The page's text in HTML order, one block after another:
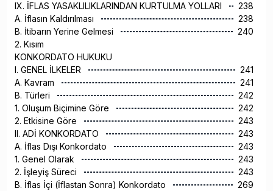
IX. İFLAS YASAKLILIKLARINDAN KURTULMA YOLLARI
238
A. İflasın Kaldırılması
238
B. İtibarın Yerine Gelmesi
240
2. Kısım
KONKORDATO HUKUKU
I. GENEL İLKELER
241
A. Kavram
241
B. Türleri
242
1. Oluşum Biçimine Göre
242
2. Etkisine Göre
243
II. ADİ KONKORDATO
243
A. İflas Dışı Konkordato
243
1. Genel Olarak
243
2. İşleyiş Süreci
243
B. İflas İçi (İflastan Sonra) Konkordato
269